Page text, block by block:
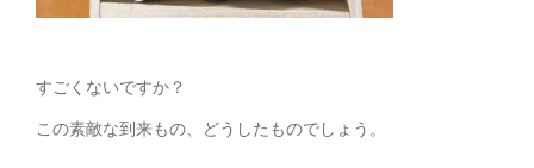
すごくないですか？
この素敵な到来もの、どうしたものでしょう。